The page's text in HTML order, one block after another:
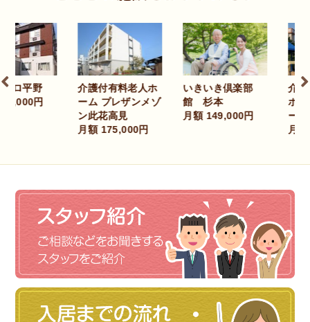
平野
円
介護付有料老人ホ
ーム プレザンメゾ
ン此花高見
月額 175,000円
いきいき倶楽部
館 杉本
月額 149,000円
介護付
ホーム
ーム光
月額